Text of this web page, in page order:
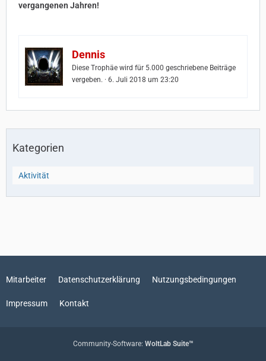
vergangenen Jahren!
Dennis
Diese Trophäe wird für 5.000 geschriebene Beiträge
vergeben.
6. Juli 2018 um 23:20
Kategorien
Aktivität
Mitarbeiter Datenschutzerklärung Nutzungsbedingungen
Impressum Kontakt
Community-Software: WoltLab Suite™